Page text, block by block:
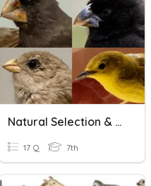
Natural Selection & Selective Breeding
17 Q 7th